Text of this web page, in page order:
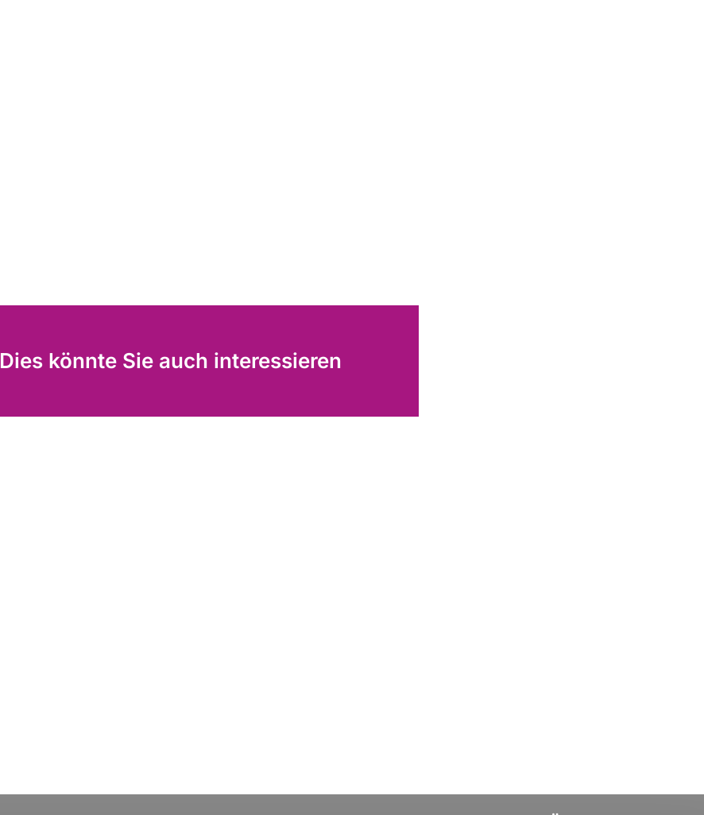
Dies könnte Sie auch interessieren